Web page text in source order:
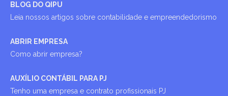
BLOG DO QIPU
Leia nossos artigos sobre contabilidade e empreendedorismo
ABRIR EMPRESA
Como abrir empresa?
AUXÍLIO CONTÁBIL PARA PJ
Tenho uma empresa e contrato profissionais PJ